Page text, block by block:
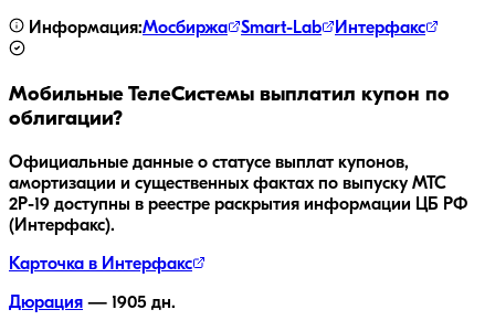
Информация:Мосбиржа Smart-Lab Интерфакс
Мобильные ТелеСистемы выплатил купон по
облигации?
Официальные данные о статусе выплат купонов,
амортизации и существенных фактах по выпуску МТС
2Р-19 доступны в реестре раскрытия информации ЦБ РФ
(Интерфакс).
Карточка в Интерфакс
Дюрация — 1905 дн.